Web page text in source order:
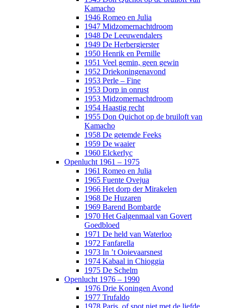
Kamacho
1946 Romeo en Julia
1947 Midzomernachtdroom
1948 De Leeuwendalers
1949 De Herbergierster
1950 Henrik en Pernille
1951 Veel gemin, geen gewin
1952 Driekoningenavond
1953 Perle – Fine
1953 Dorp in onrust
1953 Midzomernachtdroom
1954 Haastig recht
1955 Don Quichot op de bruiloft van
Kamacho
1958 De getemde Feeks
1959 De waaier
1960 Elckerlyc
Openlucht 1961 – 1975
1961 Romeo en Julia
1965 Fuente Ovejua
1966 Het dorp der Mirakelen
1968 De Huzaren
1969 Barend Bombarde
1970 Het Galgenmaal van Govert
Goedbloed
1971 De held van Waterloo
1972 Fanfarella
1973 In ’t Ooievaarsnest
1974 Kabaal in Chioggia
1975 De Schelm
Openlucht 1976 – 1990
1976 Drie Koningen Avond
1977 Trufaldo
1978 Paris, of spot niet met de liefde